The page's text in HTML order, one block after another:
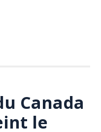
Canada
le